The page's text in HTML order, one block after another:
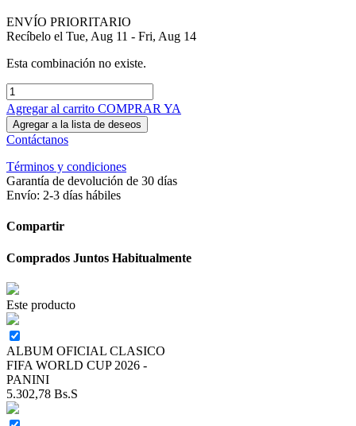
ENVÍO PRIORITARIO
Recíbelo el Tue, Aug 11 - Fri, Aug 14
Esta combinación no existe.
Agregar al carrito COMPRAR YA
Agregar a la lista de deseos
Contáctanos
Términos y condiciones
Garantía de devolución de 30 días
Envío: 2-3 días hábiles
Compartir
Comprados Juntos Habitualmente
Este producto
ALBUM OFICIAL CLASICO
FIFA WORLD CUP 2026 -
PANINI
5.302,78 Bs.S